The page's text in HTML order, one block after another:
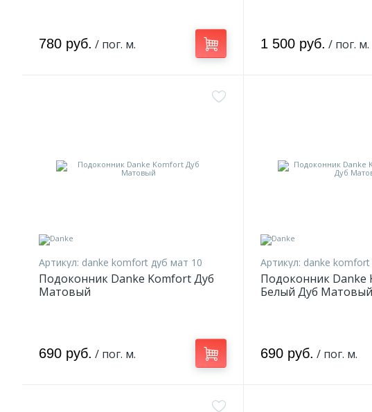
780 руб. / пог. м. 1 500 руб. / пог. м.
Артикул: danke komfort дуб мат 10
Подоконник Danke Komfort Дуб
Матовый
690 руб. / пог. м.
Артикул: danke komfort
Подоконник Danke
Белый Дуб Матовый
690 руб. / пог. м.